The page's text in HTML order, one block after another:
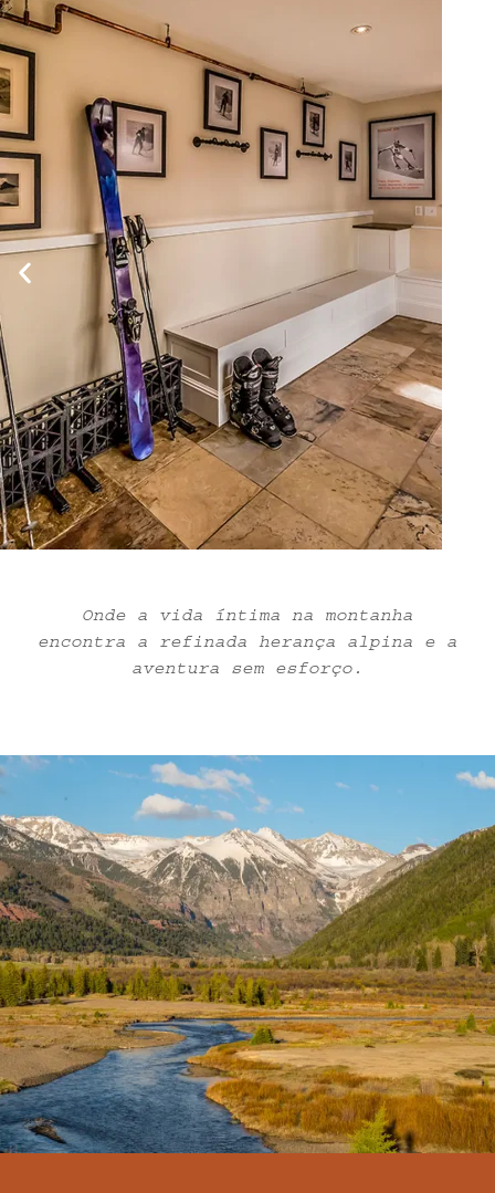
Onde a vida íntima na montanha
encontra a refinada herança alpina e a
aventura sem esforço.